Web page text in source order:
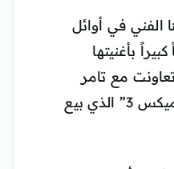
الفني في أوائل
بأغنيتها
مع تامر
حسني في ألبوم “فري ميكس 3” الذي بيع